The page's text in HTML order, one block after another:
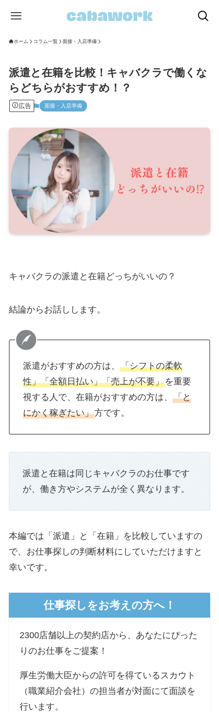
ホーム コラム一覧 面接・入店準備
派遣と在籍を比較！キャバクラで働くな
らどちらがおすすめ！？
広告 面接・入店準備
キャバクラの派遣と在籍どっちがいいの？
結論からお話しします。
派遣がおすすめの方は、 「シフトの柔軟
性」「全額日払い」「売上が不要」を重要
視する人で、在籍がおすすめの方は、 「と
にかく稼ぎたい」方です。
派遣と在籍は同じキャバクラのお仕事です
が、働き方やシステムが全く異なります。
本編では「派遣」と「在籍」を比較していますの
で、お仕事探しの判断材料にしていただけますと
幸いです。
仕事探しをお考えの方へ！
2300店舗以上の契約店から、あなたにぴった
りのお仕事をご提案！
厚生労働大臣からの許可を得ているスカウト
（職業紹介会社）の担当者が対面にて面談を
行います。